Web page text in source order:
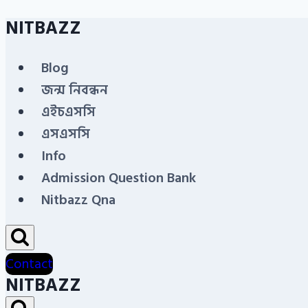
Skip
content
NITBAZZ
Blog
জন্ম নিবন্ধন
এইচএসসি
এসএসসি
Info
Admission Question Bank
Nitbazz Qna
Contact
NITBAZZ